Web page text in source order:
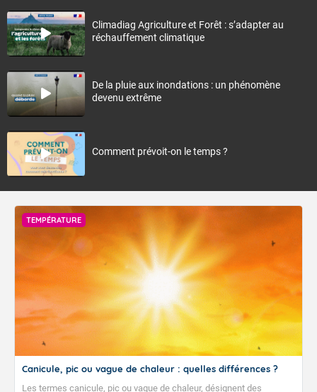
Climadiag Agriculture et Forêt : s’adapter au
réchauffement climatique
De la pluie aux inondations : un phénomène
devenu extrême
Comment prévoit-on le temps ?
TEMPÉRATURE
Canicule, pic ou vague de chaleur : quelles différences ?
Les termes canicule, pic ou vague de chaleur, désignent des